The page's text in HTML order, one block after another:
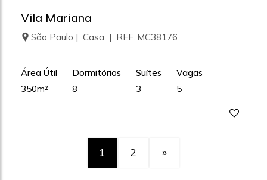
Vila Mariana
São Paulo | Casa | REF.:MC38176
Área Útil
350m²
Dormitórios
8
Suítes
3
Vagas
5
1 2 »